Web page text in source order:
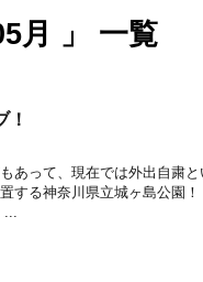
月 」 一覧
！
あって、現在では外出自粛と
する神奈川県立城ヶ島公園